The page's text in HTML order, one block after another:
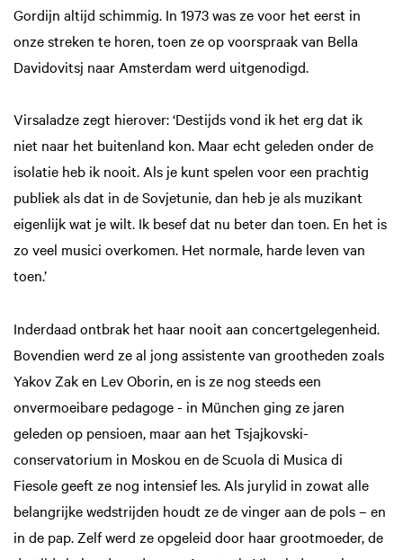
Gordijn altijd schimmig. In 1973 was ze voor het eerst in
onze streken te horen, toen ze op voorspraak van Bella
Davidovitsj naar Amsterdam werd uitgenodigd.
Virsaladze zegt hierover: ‘Destijds vond ik het erg dat ik
niet naar het buitenland kon. Maar echt geleden onder de
isolatie heb ik nooit. Als je kunt spelen voor een prachtig
publiek als dat in de Sovjetunie, dan heb je als muzikant
eigenlijk wat je wilt. Ik besef dat nu beter dan toen. En het is
zo veel musici overkomen. Het normale, harde leven van
toen.’
Inderdaad ontbrak het haar nooit aan concertgelegenheid.
Bovendien werd ze al jong assistente van grootheden zoals
Yakov Zak en Lev Oborin, en is ze nog steeds een
onvermoeibare pedagoge - in München ging ze jaren
geleden op pensioen, maar aan het Tsjajkovski-
conservatorium in Moskou en de Scuola di Musica di
Fiesole geeft ze nog intensief les. Als jurylid in zowat alle
belangrijke wedstrijden houdt ze de vinger aan de pols – en
in de pap. Zelf werd ze opgeleid door haar grootmoeder, de